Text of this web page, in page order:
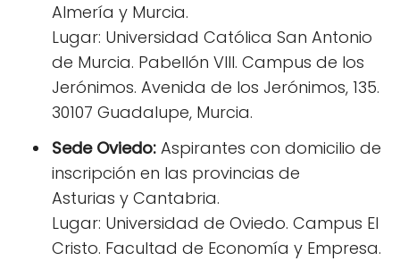
Almería y Murcia.
Lugar: Universidad Católica San Antonio
de Murcia. Pabellón VIII. Campus de los
Jerónimos. Avenida de los Jerónimos, 135.
30107 Guadalupe, Murcia.
Sede Oviedo: Aspirantes con domicilio de
inscripción en las provincias de
Asturias y Cantabria.
Lugar: Universidad de Oviedo. Campus El
Cristo. Facultad de Economía y Empresa.